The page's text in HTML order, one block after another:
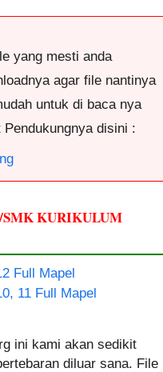
yang mesti anda
agar file nantinya
untuk di baca nya
disini :
KURIKULUM
Full Mapel
11 Full Mapel
ini kami akan sedikit
diluar sana. File